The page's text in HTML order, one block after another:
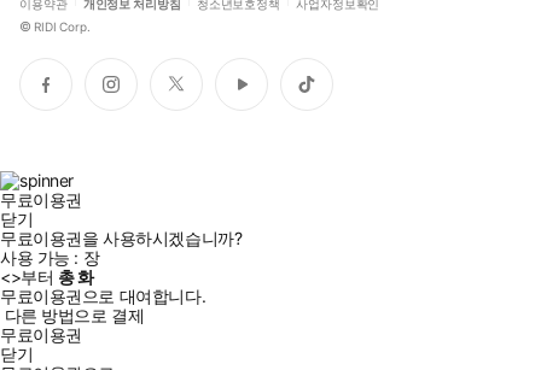
이용약관 개인정보 처리방침 청소년보호정책 사업자정보확인
© RIDI Corp.
페
이
인
스
트
위
유
튜
틱
톡
무료이용권
닫기
무료이용권을 사용하시겠습니까?
사용 가능 : 장
<>부터 총화
무료이용권으로 대여합니다.
다른 방법으로 결제
무료이용권
닫기